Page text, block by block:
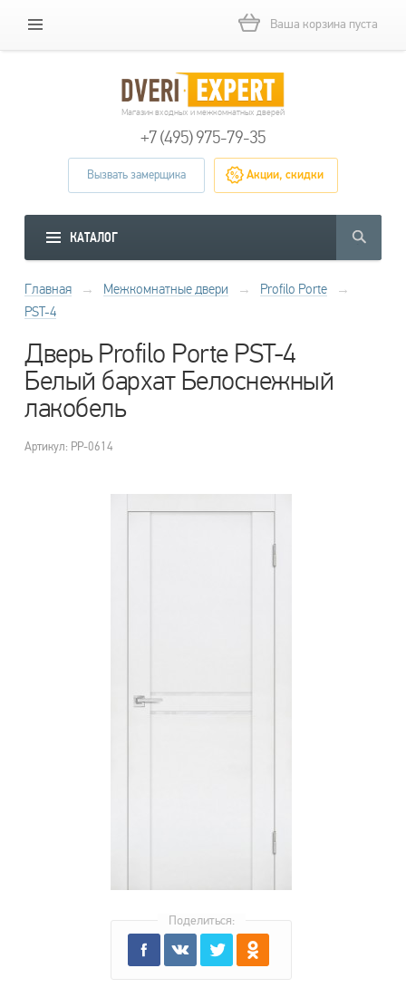
Ваша корзина пуста
Магазин входных и межкомнатных дверей
+7 (495) 975-79-35
Вызвать замерщика Акции, скидки
КАТАЛОГ
Главная → Межкомнатные двери → Profilo Porte
→
PST-4
Дверь Profilo Porte PST-4
Белый бархат Белоснежный
лакобель
Артикул: PP-0614
Поделиться: